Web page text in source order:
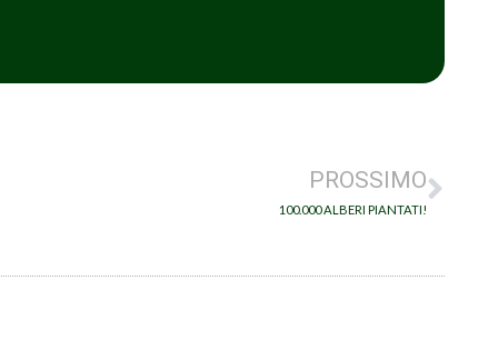
PROSSIMO
100.000 ALBERI PIANTATI!